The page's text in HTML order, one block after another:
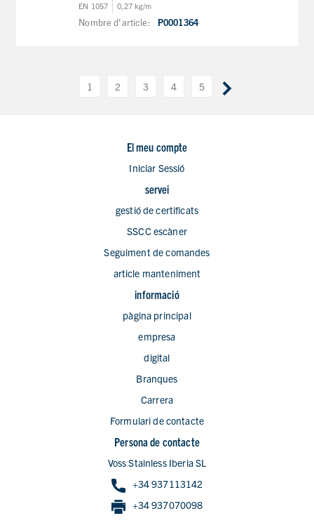
EN 1057 0,27 kg/m
Nombre d'article: P0001364
1 2 3 4 5
El meu compte
Iniciar Sessió
servei
gestió de certificats
SSCC escàner
Seguiment de comandes
article manteniment
informació
pàgina principal
empresa
digital
Branques
Carrera
Formulari de contacte
Persona de contacte
Voss Stainless Iberia SL
+34 937113142
+34 937070098